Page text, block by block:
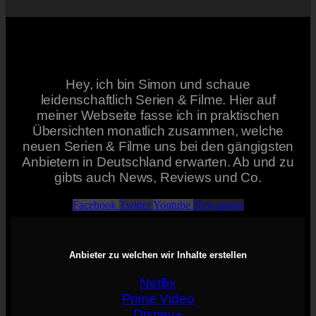
Hey, ich bin Simon und schaue
leidenschaftlich Serien & Filme. Hier auf
meiner Webseite fasse ich in praktischen
Übersichten monatlich zusammen, welche
neuen Serien & Filme uns bei den gängigsten
Anbietern in Deutschland erwarten. Ab und zu
gibts auch News, Reviews und Co.
Facebook Twitter Youtube Newspaper
Anbieter zu welchen wir Inhalte erstellen
Netflix
Prime Video